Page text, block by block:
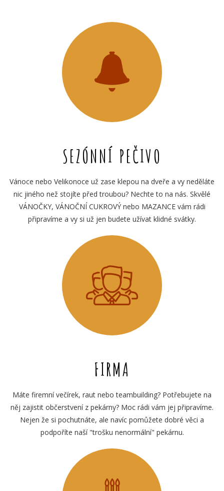
SEZÓNNÍ PEČIVO
Vánoce nebo Velikonoce už zase klepou na dveře a vy neděláte
nic jiného než stojíte před troubou? Nechte to na nás. Skvělé
VÁNOČKY, VÁNOČNÍ CUKROVÝ nebo MAZANCE vám rádi
připravíme a vy si už jen budete užívat klidné svátky.
FIRMA
Máte firemní večírek, raut nebo teambuilding? Potřebujete na
něj zajistit občerstvení z pekárny? Moc rádi vám jej připravíme.
Nejen že si pochutnáte, ale navíc pomůžete dobré věci a
podpoříte naší "trošku nenormální" pekárnu.